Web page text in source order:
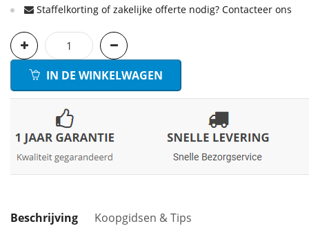
Staffelkorting of zakelijke offerte nodig? Contacteer ons
IN DE WINKELWAGEN
Beschrijving Koopgidsen & Tips